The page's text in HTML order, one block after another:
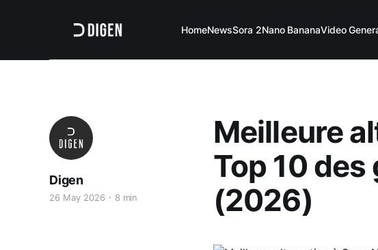
HomeNewsSora 2Nano BananaVideo
Meilleure
Top 10
(2026)
Digen
26 May 2026 8 min